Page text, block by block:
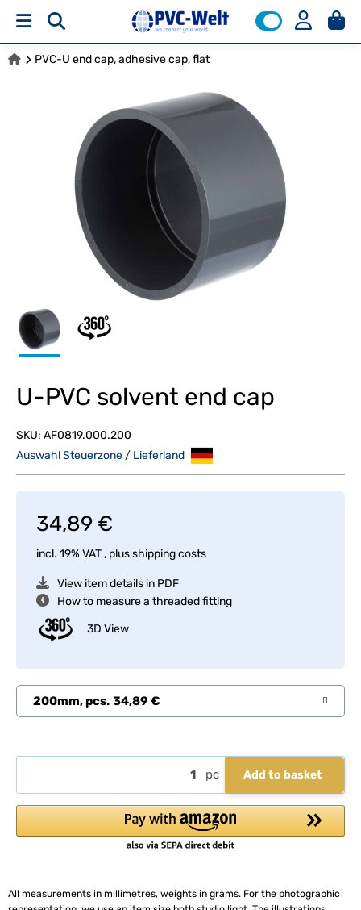
PVC-U end cap, adhesive cap, flat
U-PVC solvent end cap
SKU: AF0819.000.200
Auswahl Steuerzone / Lieferland
34,89 €
incl. 19% VAT , plusshipping costs
View item details in PDF
How to measure a threaded fitting
3D View
200mm, pcs. 34,89 €
pc Add to basket
All measurements in millimetres, weights in grams. For the photographic